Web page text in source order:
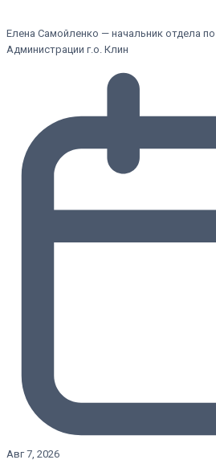
Елена Самойленко — начальник отдела
Администрации г.о. Клин
Авг 7, 2026